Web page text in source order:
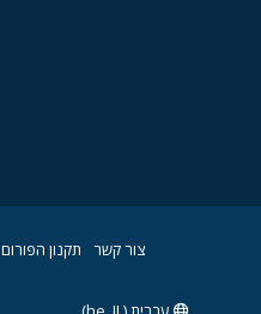
צור קשר תקנון הפורום